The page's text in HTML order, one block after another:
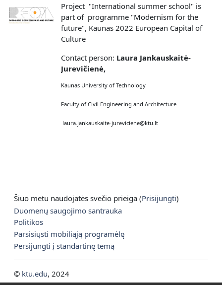
Project "International summer school" is
part of programme "Modernism for the
future", Kaunas 2022 European Capital of
Culture
Contact person: Laura Jankauskaitė-
Jurevičienė,
Kaunas University of Technology
Faculty of Civil Engineering and Architecture
laura.jankauskaite-jureviciene@ktu.lt
Šiuo metu naudojatės svečio prieiga (Prisijungti)
Duomenų saugojimo santrauka
Politikos
Parsisiųsti mobiliąją programėlę
Persijungti į standartinę temą
© ktu.edu, 2024